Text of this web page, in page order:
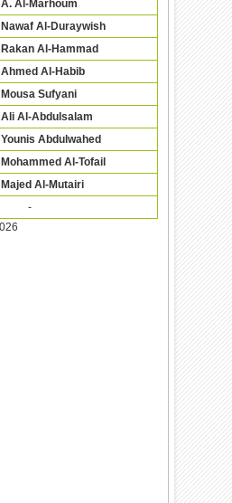
A. Al-Marhoum
Nawaf Al-Duraywish
Rakan Al-Hammad
Ahmed Al-Habib
Mousa Sufyani
Ali Al-Abdulsalam
Younis Abdulwahed
Mohammed Al-Tofail
Majed Al-Mutairi
-